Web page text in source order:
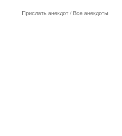
Прислать анекдот/ Все анекдоты